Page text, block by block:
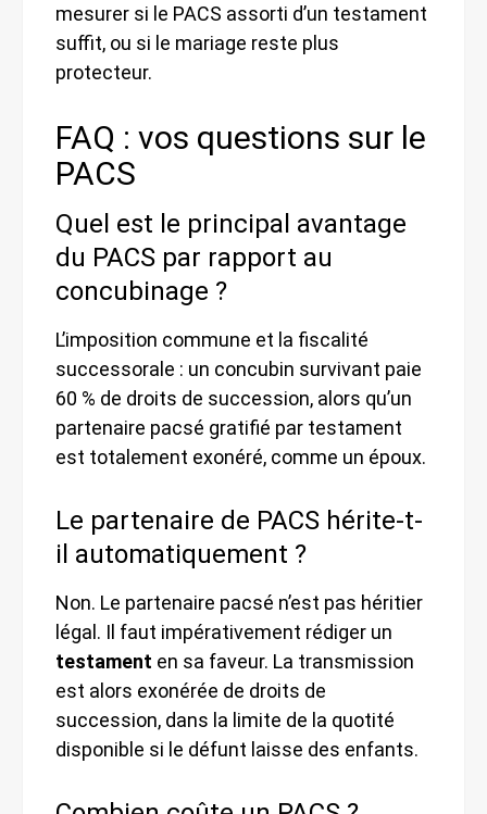
mesurer si le PACS assorti d’un testament
suffit, ou si le mariage reste plus
protecteur.
FAQ : vos questions sur le
PACS
Quel est le principal avantage
du PACS par rapport au
concubinage ?
L’imposition commune et la fiscalité
successorale : un concubin survivant paie
60 % de droits de succession, alors qu’un
partenaire pacsé gratifié par testament
est totalement exonéré, comme un époux.
Le partenaire de PACS hérite-t-
il automatiquement ?
Non. Le partenaire pacsé n’est pas héritier
légal. Il faut impérativement rédiger un
testament en sa faveur. La transmission
est alors exonérée de droits de
succession, dans la limite de la quotité
disponible si le défunt laisse des enfants.